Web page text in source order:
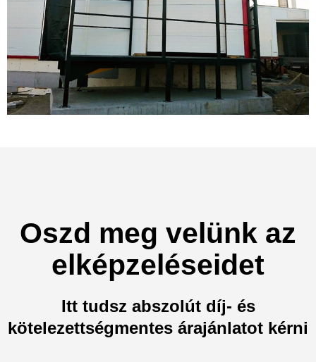
Oszd meg velünk az
elképzeléseidet
Itt tudsz abszolút díj- és
kötelezettségmentes árajánlatot kérni